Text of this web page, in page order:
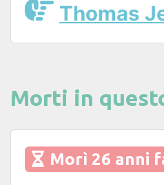
Thomas
Morti in
Morì 26 anni